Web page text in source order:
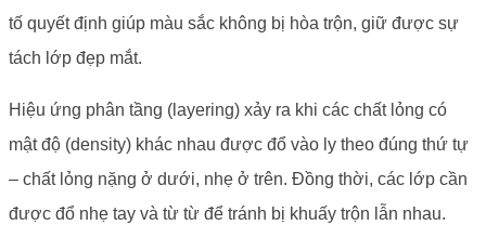
tố quyết định giúp màu sắc không bị hòa trộn, giữ được sự
tách lớp đẹp mắt.
Hiệu ứng phân tầng (layering) xảy ra khi các chất lỏng có
mật độ (density) khác nhau được đổ vào ly theo đúng thứ tự
– chất lỏng nặng ở dưới, nhẹ ở trên. Đồng thời, các lớp cần
được đổ nhẹ tay và từ từ để tránh bị khuấy trộn lẫn nhau.